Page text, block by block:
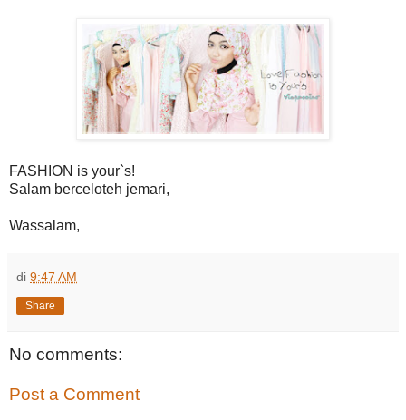
FASHION is your`s!
Salam berceloteh jemari,
Wassalam,
di 9:47 AM
Share
No comments:
Post a Comment